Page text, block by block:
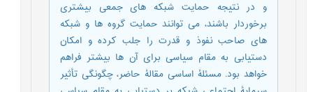
و در نتیجه حمایت شبکه های جمعی بیشتری
برخوردار باشند، می توانند حمایت گروه ها و شبکه
های صاحب نفوذ و قدرت را جلب کرده و امکان
دستیابی به مقام سیاسی برای آن ها بیشتر فراهم
خواهد بود. مسئلۀ اساسی مقالۀ حاضر، چگونگی تأثیر